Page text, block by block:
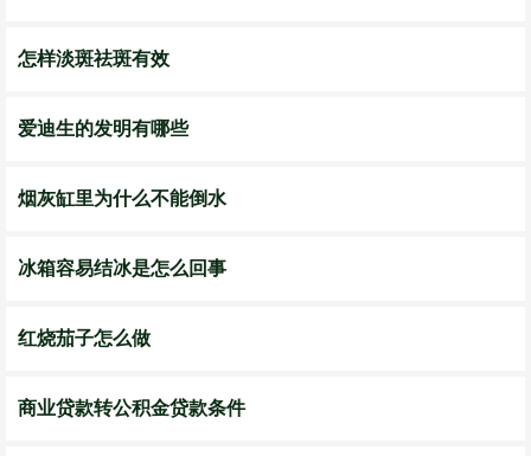
怎样淡斑祛斑有效
爱迪生的发明有哪些
烟灰缸里为什么不能倒水
冰箱容易结冰是怎么回事
红烧茄子怎么做
商业贷款转公积金贷款条件